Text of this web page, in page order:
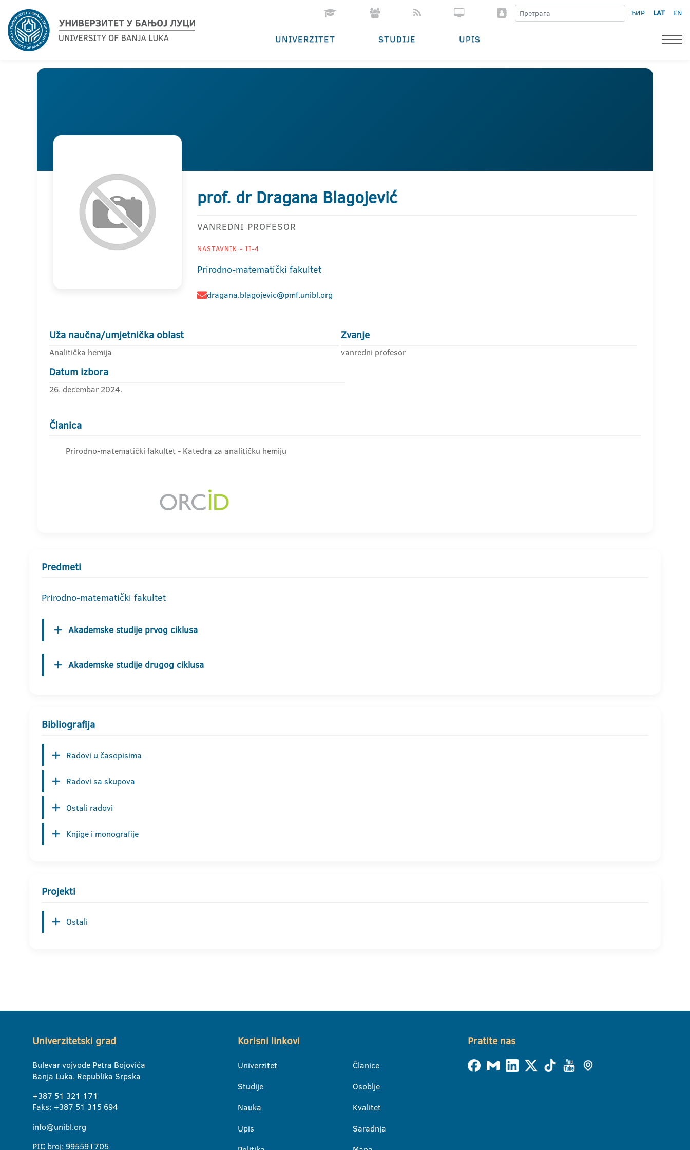
ЋИР LAT EN
UNIVERZITET STUDIJE UPIS
prof. dr Dragana Blagojević
VANREDNI PROFESOR
NASTAVNIK - II-4
Prirodno-matematički fakultet
dragana.blagojevic@pmf.unibl.org
Uža naučna/umjetnička oblast
Analitička hemija
Zvanje
vanredni profesor
Datum izbora
26. decembar 2024.
Članica
Prirodno-matematički fakultet - Katedra za analitičku hemiju
Predmeti
Prirodno-matematički fakultet
Akademske studije prvog ciklusa
Akademske studije drugog ciklusa
Bibliografija
Radovi u časopisima
Radovi sa skupova
Ostali radovi
Knjige i monografije
Projekti
Ostali
Univerzitetski grad
Bulevar vojvode Petra Bojovića
Banja Luka, Republika Srpska
+387 51 321 171
Faks: +387 51 315 694
info@unibl.org
PIC broj: 995591705
Korisni linkovi
Univerzitet
Studije
Nauka
Upis
Članice
Osoblje
Kvalitet
Saradnja
Pratite nas